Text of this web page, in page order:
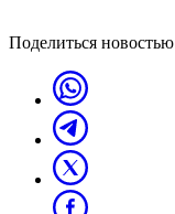
Поделиться новостью